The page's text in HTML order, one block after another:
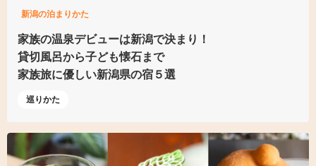
新潟の泊まりかた
家族の温泉デビューは新潟で決まり！
貸切風呂から子ども懐石まで
家族旅に優しい新潟県の宿５選
巡りかた